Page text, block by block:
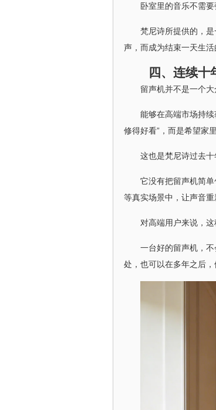
卧室里的音乐不需
梵尼诗所提供的，
声，而成为结束一天生活
四、连续十
留声机并不是一个
能够在高端市场持
修得好看”，而是希望家
这也是梵尼诗过去十
它没有把留声机简
等真实场景中，让声音重
对高端用户来说，这
一台好的留声机，
处，也可以在多年之后